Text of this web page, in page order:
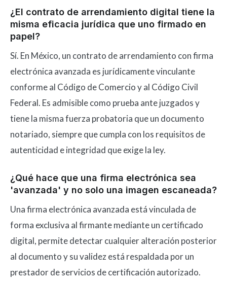
¿El contrato de arrendamiento digital tiene la
misma eficacia jurídica que uno firmado en
papel?
Sí. En México, un contrato de arrendamiento con firma
electrónica avanzada es jurídicamente vinculante
conforme al Código de Comercio y al Código Civil
Federal. Es admisible como prueba ante juzgados y
tiene la misma fuerza probatoria que un documento
notariado, siempre que cumpla con los requisitos de
autenticidad e integridad que exige la ley.
¿Qué hace que una firma electrónica sea
'avanzada' y no solo una imagen escaneada?
Una firma electrónica avanzada está vinculada de
forma exclusiva al firmante mediante un certificado
digital, permite detectar cualquier alteración posterior
al documento y su validez está respaldada por un
prestador de servicios de certificación autorizado.